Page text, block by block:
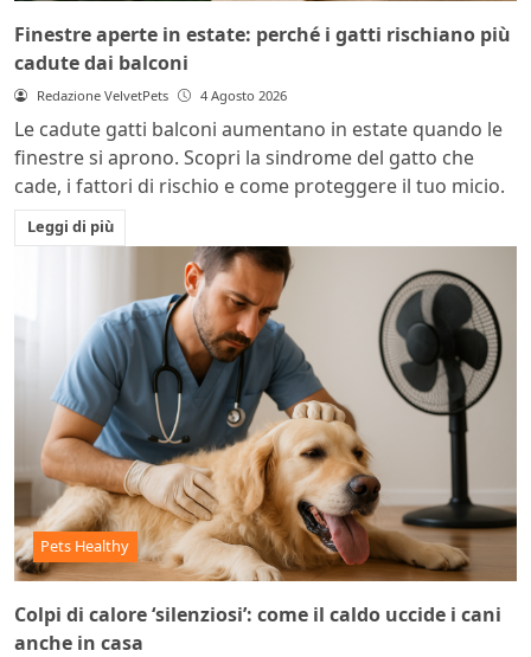
Finestre aperte in estate: perché i gatti rischiano più
cadute dai balconi
Redazione VelvetPets 4 Agosto 2026
Le cadute gatti balconi aumentano in estate quando le
finestre si aprono. Scopri la sindrome del gatto che
cade, i fattori di rischio e come proteggere il tuo micio.
Leggi di più
Pets Healthy
Colpi di calore ‘silenziosi’: come il caldo uccide i cani
anche in casa